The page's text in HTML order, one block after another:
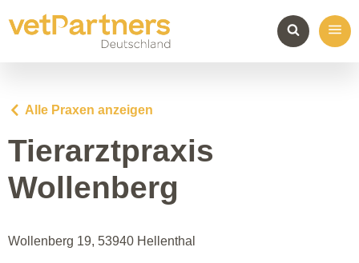
Alle Praxen anzeigen
Tierarztpraxis
Wollenberg
Wollenberg 19, 53940 Hellenthal